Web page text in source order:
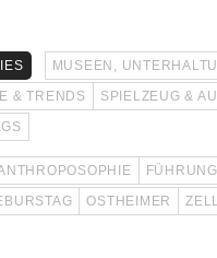
MUSEEN,
& TRENDS
SPIELZEUG &
FÜHRUNG
OSTHEIMER